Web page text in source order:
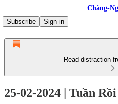
Chàng-
Subscribe
Sign in
Read distraction-
25-02-2024 | Tuần